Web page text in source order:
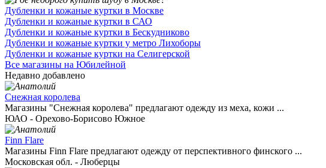
Дубленки и кожаные куртки в Москве
Дубленки и кожаные куртки в САО
Дубленки и кожаные куртки в Бескудниково
Дубленки и кожаные куртки у метро Лихоборы
Дубленки и кожаные куртки на Селигерской
Все магазины на Юбилейной
Недавно добавлено
Снежная королева
Магазины "Снежная королева" предлагают одежду из меха, кожи ...
ЮАО - Орехово-Борисово Южное
Finn Flare
Магазины Finn Flare предлагают одежду от перспективного финского ...
Московская обл. - Люберцы